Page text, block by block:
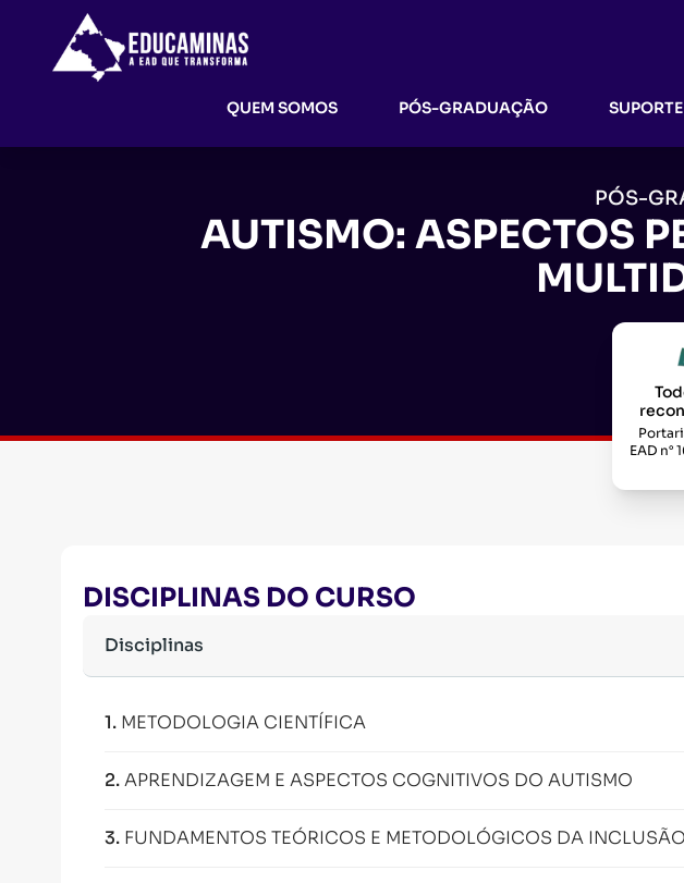
QUEM SOMOS PÓS-GRADUAÇÃO
PÓS-
AUTISMO: ASPECTOS
EAD n°
DISCIPLINAS DO CURSO
Disciplinas
1. METODOLOGIA CIENTÍFICA
2.APRENDIZAGEM E ASPECTOS COGNITIVOS DO AUTISMO
3. FUNDAMENTOS TEÓRICOS E METODOLÓGICOS DA INCLUSÃO